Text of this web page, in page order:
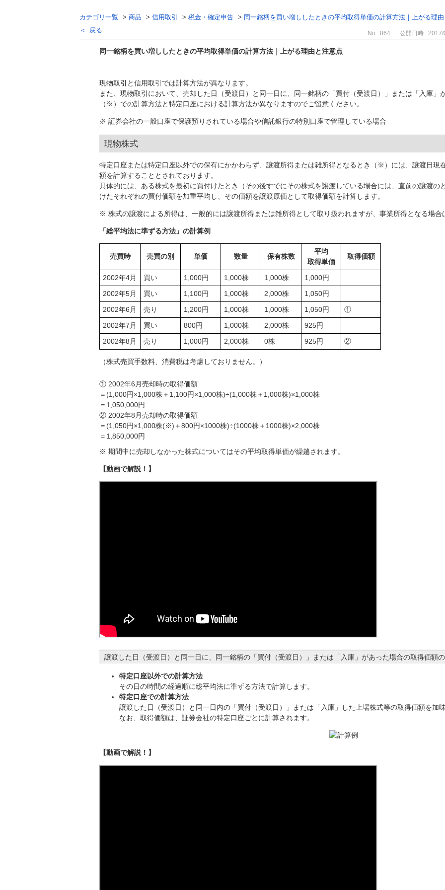
カテゴリ一覧 > 商品 > 信用取引 > 税金・確定申告 > 同一銘柄を買い増ししたときの平均取得単価の計算方法｜上がる理
戻る
No : 864 公開日時 :
同一銘柄を買い増ししたときの平均取得単価の計算方法｜上がる理由と注意点
現物取引と信用取引では計算方法が異なります。
また、現物取引において、売却した日（受渡日）と同一日に、同一銘柄の「買付（受渡日）」または「入庫」
（※）での計算方法と特定口座における計算方法が異なりますのでご留意ください。
※ 証券会社の一般口座で保護預りされている場合や信託銀行の特別口座で管理している場合
現物株式
特定口座または特定口座以外での保有にかかわらず、譲渡所得または雑所得となるとき（※）には、譲渡日現
額を計算することとされております。
具体的には、ある株式を最初に買付けたとき（その後すでにその株式を譲渡している場合には、直前の譲渡の
けたそれぞれの買付価額を加重平均し、その価額を譲渡原価として取得価額を計算します。
※ 株式の譲渡による所得は、一般的には譲渡所得または雑所得として取り扱われますが、事業所得となる場合
「総平均法に準ずる方法」の計算例
売買時 売買の別 単価 数量 保有株数
平均
取得単価
取得価額
2002年4月 買い 1,000円 1,000株 1,000株
1,000円
2002年5月
買い 1,100円 1,000株 2,000株
1,050円
2002年6月
売り 1,200円 1,000株 1,000株 1,050円
①
2002年7月
買い 800円 1,000株 2,000株
925円
2002年8月
売り 1,000円 2,000株 0株 925円 ②
（株式売買手数料、消費税は考慮しておりません。）
① 2002年6月売却時の取得価額
＝(1,000円×1,000株＋1,100円×1,000株)÷(1,000株＋1,000株)×1,000株
＝1,050,000円
② 2002年8月売却時の取得価額
＝(1,050円×1,000株(※)＋800円×1000株)÷(1000株＋1000株)×2,000株
＝1,850,000円
※ 期間中に売却しなかった株式についてはその平均取得単価が繰越されます。
【動画で解説！】
譲渡した日（受渡日）と同一日に、同一銘柄の「買付（受渡日）」または「入庫」があった場合の取得価額
特定口座以外での計算方法
その日の時間の経過順に総平均法に準ずる方法で計算します。
特定口座での計算方法
譲渡した日（受渡日）と同一日内の「買付（受渡日）」または「入庫」した上場株式等の取得価額を加
なお、取得価額は、証券会社の特定口座ごとに計算されます。
【動画で解説！】